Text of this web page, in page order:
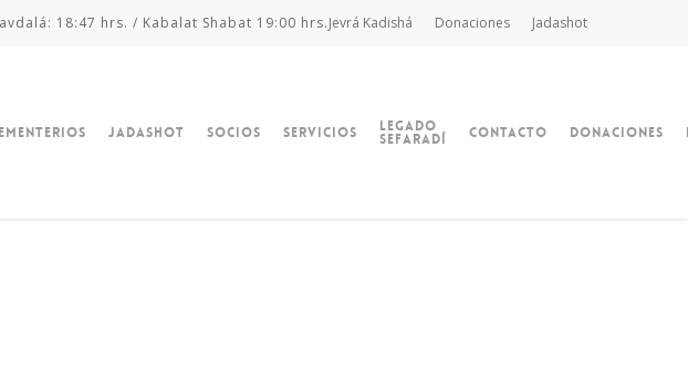
18:47 hrs. / Kabalat Shabat 19:00 hrs.Jevrá Kadishá Donaciones Jadashot
Jadashot Socios Servicios Legado
Sefaradí Contacto Donaciones